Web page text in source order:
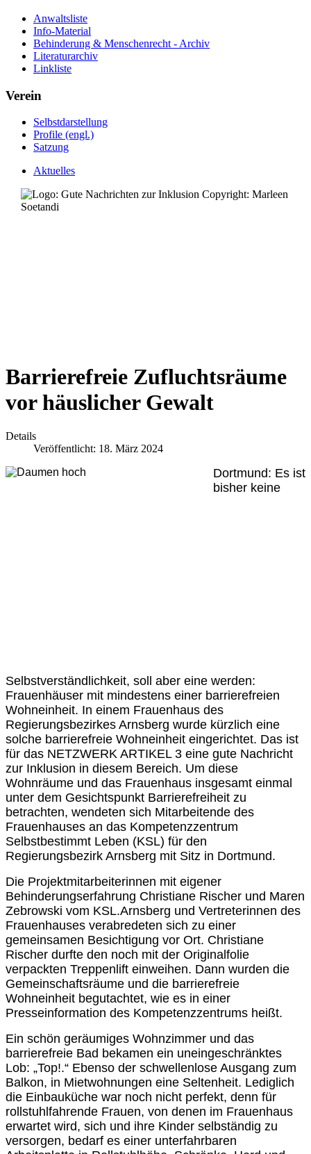
Anwaltsliste
Info-Material
Behinderung & Menschenrecht - Archiv
Literaturarchiv
Linkliste
Verein
Selbstdarstellung
Profile (engl.)
Satzung
Aktuelles
Barrierefreie Zufluchtsräume
vor häuslicher Gewalt
Details
Veröffentlicht: 18. März 2024
Dortmund: Es ist
bisher keine
Selbstverständlichkeit, soll aber eine werden:
Frauenhäuser mit mindestens einer barrierefreien
Wohneinheit. In einem Frauenhaus des
Regierungsbezirkes Arnsberg wurde kürzlich eine
solche barrierefreie Wohneinheit eingerichtet. Das ist
für das NETZWERK ARTIKEL 3 eine gute Nachricht
zur Inklusion in diesem Bereich. Um diese
Wohnräume und das Frauenhaus insgesamt einmal
unter dem Gesichtspunkt Barrierefreiheit zu
betrachten, wendeten sich Mitarbeitende des
Frauenhauses an das Kompetenzzentrum
Selbstbestimmt Leben (KSL) für den
Regierungsbezirk Arnsberg mit Sitz in Dortmund.
Die Projektmitarbeiterinnen mit eigener
Behinderungserfahrung Christiane Rischer und Maren
Zebrowski vom KSL.Arnsberg und Vertreterinnen des
Frauenhauses verabredeten sich zu einer
gemeinsamen Besichtigung vor Ort. Christiane
Rischer durfte den noch mit der Originalfolie
verpackten Treppenlift einweihen. Dann wurden die
Gemeinschaftsräume und die barrierefreie
Wohneinheit begutachtet, wie es in einer
Presseinformation des Kompetenzzentrums heißt.
Ein schön geräumiges Wohnzimmer und das
barrierefreie Bad bekamen ein uneingeschränktes
Lob: „Top!.“ Ebenso der schwellenlose Ausgang zum
Balkon, in Mietwohnungen eine Seltenheit. Lediglich
die Einbauküche war noch nicht perfekt, denn für
rollstuhlfahrende Frauen, von denen im Frauenhaus
erwartet wird, sich und ihre Kinder selbständig zu
versorgen, bedarf es einer unterfahrbaren